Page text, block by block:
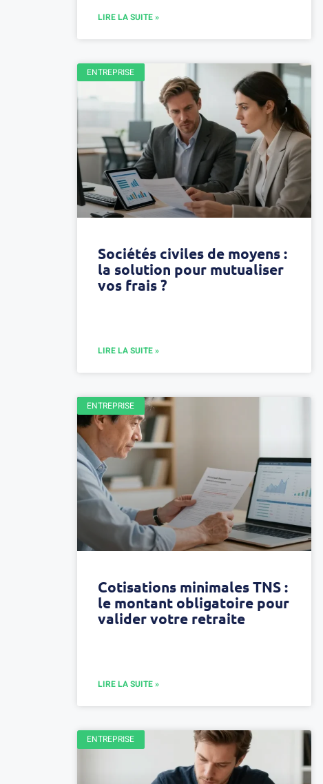
LIRE LA SUITE »
ENTREPRISE
Sociétés civiles de moyens :
la solution pour mutualiser
vos frais ?
LIRE LA SUITE »
ENTREPRISE
Cotisations minimales TNS :
le montant obligatoire pour
valider votre retraite
LIRE LA SUITE »
ENTREPRISE